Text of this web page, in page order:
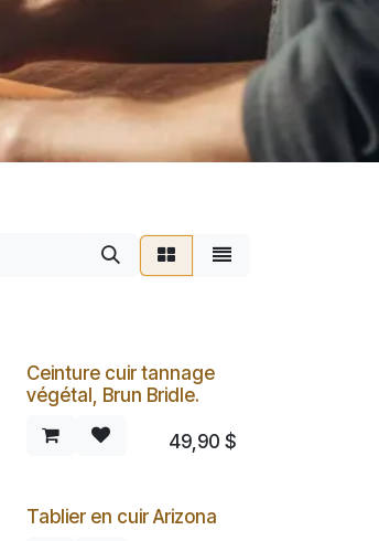
Ceinture cuir tannage
végétal, Brun Bridle.
49,90 $
Tablier en cuir Arizona